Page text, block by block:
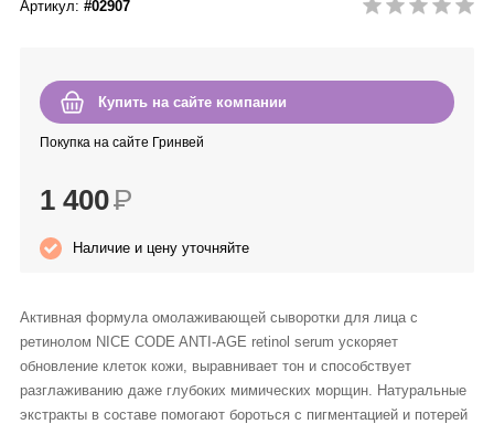
Intilia
Happy Dew
Enjoy Care
Green Minds
Артикул: #02907
Купить на сайте компании
Покупка на сайте Гринвей
1 400Р
Наличие и цену уточняйте
Активная формула омолаживающей сыворотки для лица с
ретинолом NICE CODE ANTI-AGE retinol serum ускоряет
обновление клеток кожи, выравнивает тон и способствует
разглаживанию даже глубоких мимических морщин. Натуральные
экстракты в составе помогают бороться с пигментацией и потерей